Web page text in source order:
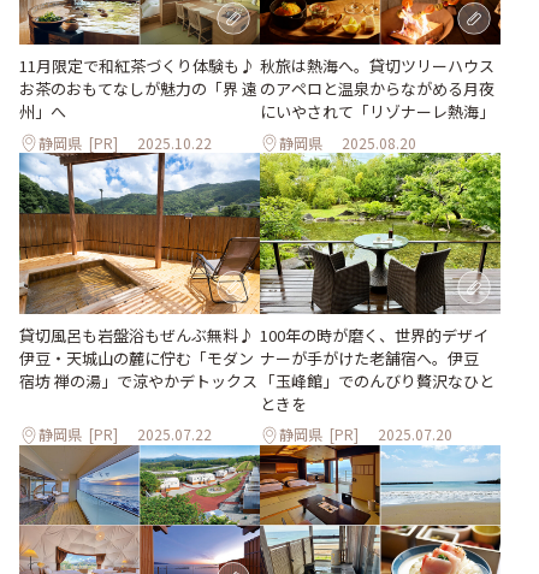
11月限定で和紅茶づくり体験も♪
お茶のおもてなしが魅⼒の「界 遠
州」へ
静岡県 [PR] 2025.10.22
秋旅は熱海へ。貸切ツリーハウス
のアペロと温泉からながめる月夜
にいやされて「リゾナーレ熱海」
静岡県 2025.08.20
貸切風呂も岩盤浴もぜんぶ無料♪
伊豆・天城山の麓に佇む「モダン
宿坊 禅の湯」で涼やかデトックス
静岡県 [PR] 2025.07.22
100年の時が磨く、世界的デザイ
ナーが手がけた老舗宿へ。伊豆
「玉峰館」でのんびり贅沢なひと
ときを
静岡県 [PR] 2025.07.20